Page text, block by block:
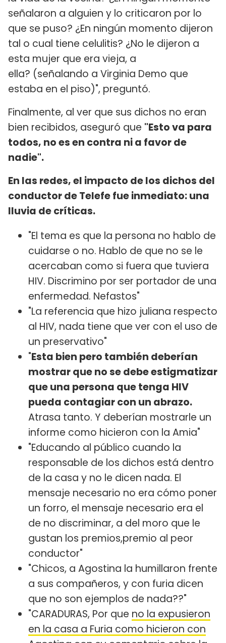
señalaron a alguien y lo criticaron por lo
que se puso? ¿En ningún momento dijeron
tal o cual tiene celulitis? ¿No le dijeron a
esta mujer que era vieja, a
ella? (señalando a Virginia Demo que
estaba en el piso)", preguntó.
Finalmente, al ver que sus dichos no eran
bien recibidos, aseguró que "Esto va para
todos, no es en contra ni a favor de
nadie".
En las redes, el impacto de los dichos del
conductor de Telefe fue inmediato: una
lluvia de críticas.
"El tema es que la persona no hablo de
cuidarse o no. Hablo de que no se le
acercaban como si fuera que tuviera
HIV. Discrimino por ser portador de una
enfermedad. Nefastos"
"La referencia que hizo juliana respecto
al HIV, nada tiene que ver con el uso de
un preservativo"
"Esta bien pero también deberían
mostrar que no se debe estigmatizar
que una persona que tenga HIV
pueda contagiar con un abrazo.
Atrasa tanto. Y deberían mostrarle un
informe como hicieron con la Amia"
"Educando al público cuando la
responsable de los dichos está dentro
de la casa y no le dicen nada. El
mensaje necesario no era cómo poner
un forro, el mensaje necesario era el
de no discriminar, a del moro que le
gustan los premios,premio al peor
conductor"
"Chicos, a Agostina la humillaron frente
a sus compañeros, y con furia dicen
que no son ejemplos de nada??"
"CARADURAS, Por que no la expusieron
en la casa a Furia como hicieron con